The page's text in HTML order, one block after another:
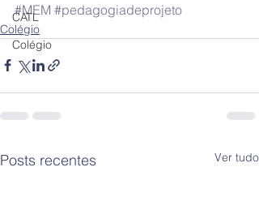
CATL
Colégio
#MEM #pedagogiadeprojeto
Colégio
Posts recentes Ver tudo